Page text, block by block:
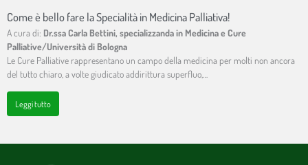
Come è bello fare la Specialità in Medicina Palliativa!
A cura di: Dr.ssa Carla Bettini, specializzanda in Medicina e Cure
Palliative/Università di Bologna
Le Cure Palliative rappresentano un campo della medicina per molti non ancora
del tutto chiaro, a volte giudicato addirittura superfluo,…
Leggi tutto